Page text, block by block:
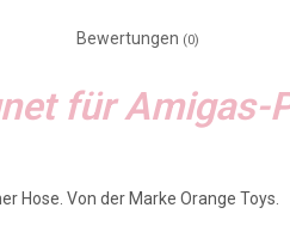
Bewertungen (0)
für Amigas-
Hose. Von der Marke Orange Toys.